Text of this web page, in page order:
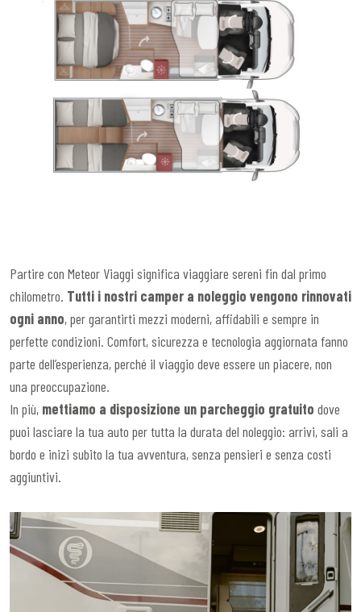
Partire con Meteor Viaggi significa viaggiare sereni fin dal primo
chilometro. Tutti i nostri camper a noleggio vengono rinnovati
ogni anno, per garantirti mezzi moderni, affidabili e sempre in
perfette condizioni. Comfort, sicurezza e tecnologia aggiornata fanno
parte dell’esperienza, perché il viaggio deve essere un piacere, non
una preoccupazione.
In più, mettiamo a disposizione un parcheggio gratuito dove
puoi lasciare la tua auto per tutta la durata del noleggio: arrivi, sali a
bordo e inizi subito la tua avventura, senza pensieri e senza costi
aggiuntivi.